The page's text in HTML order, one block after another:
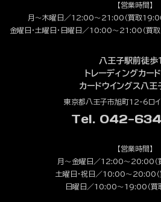
【営業時間】
月～木曜日／12:00～21:00（買取
金曜日・土曜日・日曜日／10:00～21:00（
八王子駅前徒歩
トレーディングカー
カードウイングス八
東京都八王子市旭町12-6ロ
Tel. 042-
【営業時間】
月～金曜日／12:00～20:00（
土曜日・祝日／10:00～20:00（
日曜日／10:00～19:00（買